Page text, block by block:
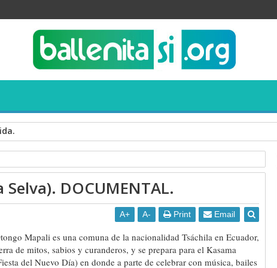
y videos du tenka
nacionalidad tsachila
DOCUMENTAL.DOCUMENTAL.
A+ A- Print Email
Mapali es una comuna de la nacionalidad Tsáchila en Ecuador,
de mitos, sabios y curanderos, y se prepara para el Kasama
del Nuevo Día) en donde a parte de celebrar con música, bailes